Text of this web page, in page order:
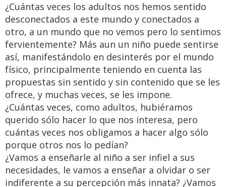
¿Cuántas veces los adultos nos hemos sentido
desconectados a este mundo y conectados a
otro, a un mundo que no vemos pero lo sentimos
fervientemente? Más aun un niño puede sentirse
así, manifestándolo en desinterés por el mundo
físico, principalmente teniendo en cuenta las
propuestas sin sentido y sin contenido que se les
ofrece, y muchas veces, se les impone.
¿Cuántas veces, como adultos, hubiéramos
querido sólo hacer lo que nos interesa, pero
cuántas veces nos obligamos a hacer algo sólo
porque otros nos lo pedían?
¿Vamos a enseñarle al niño a ser infiel a sus
necesidades, le vamos a enseñar a olvidar o ser
indiferente a su percepción más innata? ¿Vamos